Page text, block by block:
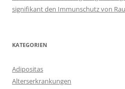
signifikant den Immunschutz von
KATEGORIEN
Adipositas
Alterserkrankungen